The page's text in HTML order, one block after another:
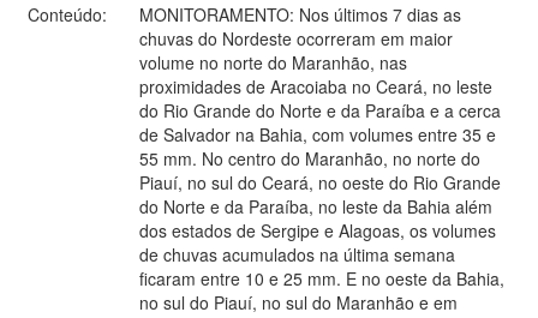
Conteúdo:
MONITORAMENTO: Nos últimos 7 dias as
chuvas do Nordeste ocorreram em maior
volume no norte do Maranhão, nas
proximidades de Aracoiaba no Ceará, no leste
do Rio Grande do Norte e da Paraíba e a cerca
de Salvador na Bahia, com volumes entre 35 e
55 mm. No centro do Maranhão, no norte do
Piauí, no sul do Ceará, no oeste do Rio Grande
do Norte e da Paraíba, no leste da Bahia além
dos estados de Sergipe e Alagoas, os volumes
de chuvas acumulados na última semana
ficaram entre 10 e 25 mm. E no oeste da Bahia,
no sul do Piauí, no sul do Maranhão e em